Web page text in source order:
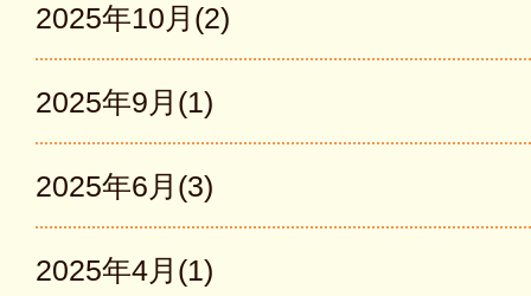
2025年10月(2)
2025年9月(1)
2025年6月(3)
2025年4月(1)